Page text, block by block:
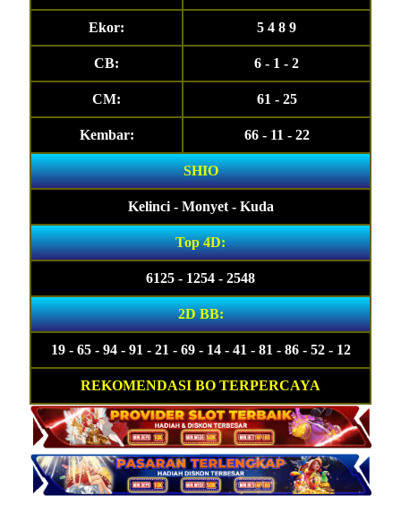
Ekor: 5 4 8 9
CB: 6 - 1 - 2
CM: 61 - 25
Kembar: 66 - 11 - 22
SHIO
Kelinci - Monyet - Kuda
Top 4D:
6125 - 1254 - 2548
2D BB:
19 - 65 - 94 - 91 - 21 - 69 - 14 - 41 - 81 - 86 - 52 - 12
REKOMENDASI BO TERPERCAYA